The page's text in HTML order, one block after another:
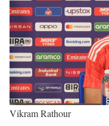
Vikram Rathour